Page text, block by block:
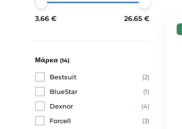
3.66 € 26.65 €
Μάρκα (14)
Bestsuit
(2)
BlueStar
(1)
Dexnor
(4)
Forcell
(3)